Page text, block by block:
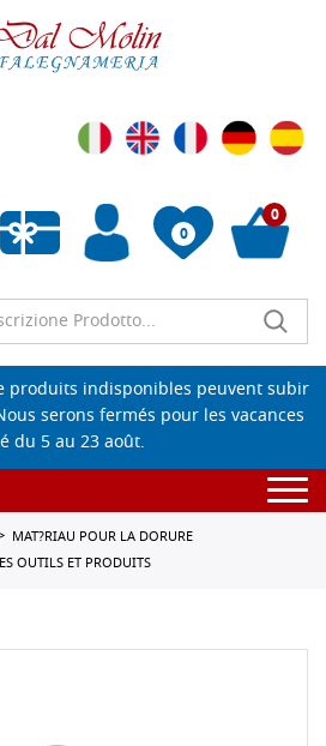
0
de souhaits vide
0
produits indisponibles peuvent subir
serons fermés pour les vacances
du 5 au 23 août.
MAT?RIAU POUR LA DORURE
OUTILS ET PRODUITS